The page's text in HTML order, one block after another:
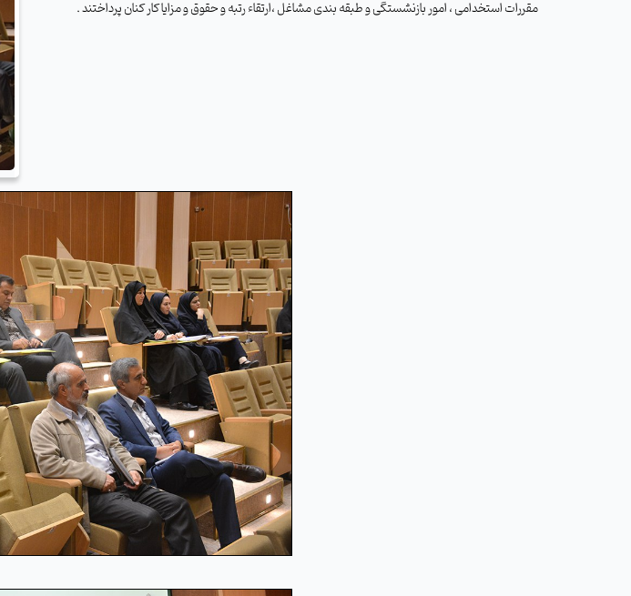
مقررات استخدامی ، امور بازنشستگی و طبقه بندی مشاغل ،ارتقاء رتبه و حقوق و مزایا کار کنان پرداختند .